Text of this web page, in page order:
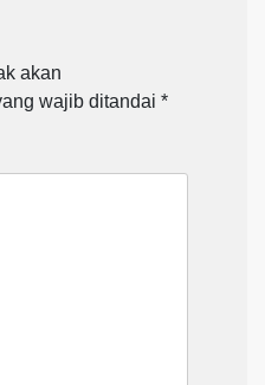
akan
wajib ditandai *